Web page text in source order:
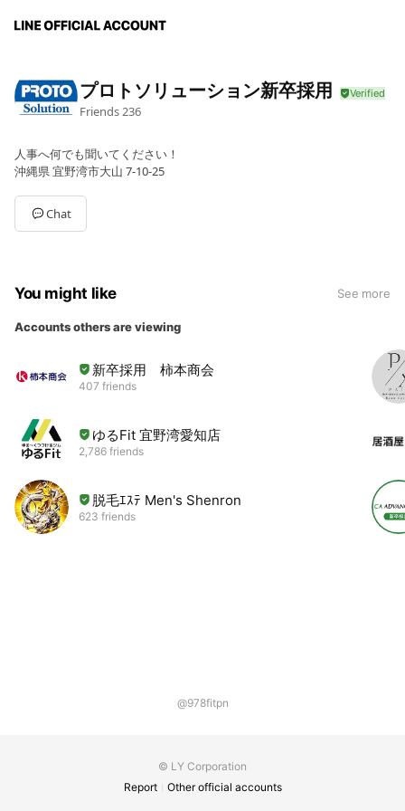
プロトソリューション新卒採用
Friends 236
人事へ何でも聞いてください！
沖縄県 宜野湾市大山 7-10-25
Chat
You might like See more
Accounts others are viewing
新卒採用 柿本商会
407 friends
ゆるFit 宜野湾愛知店
2,786 friends
脱毛ｴｽﾃ Men's Shenron
623 friends
@978fitpn
© LY Corporation
Report
Other official accounts